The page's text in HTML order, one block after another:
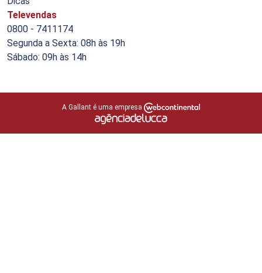
Televendas
0800 - 7411174
Segunda a Sexta: 08h às 19h
Sábado: 09h às 14h
A Gallant é uma empresa